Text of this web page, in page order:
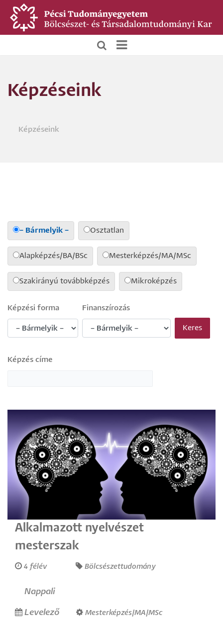
Ugrás
tartalomra
Képzéseink
Morzsa
Képzéseink
– Bármelyik – Osztatlan
Alapképzés/BA/BSc Mesterképzés/MA/MSc
Szakirányú továbbképzés Mikroképzés
Képzési forma Finanszírozás
Képzés címe
Alkalmazott nyelvészet
mesterszak
4 félév Bölcsészettudomány
Nappali
Levelező Mesterképzés/MA/MSc